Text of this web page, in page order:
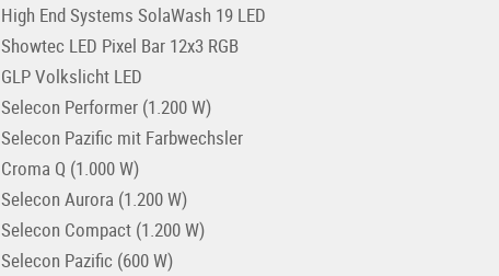
High End Systems SolaWash 19 LED
Showtec LED Pixel Bar 12x3 RGB
GLP Volkslicht LED
Selecon Performer (1.200 W)
Selecon Pazific mit Farbwechsler
Croma Q (1.000 W)
Selecon Aurora (1.200 W)
Selecon Compact (1.200 W)
Selecon Pazific (600 W)